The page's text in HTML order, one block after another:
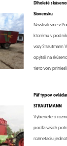
Dlholeté
Slovensku
Navštívili sme v
ktorému v
vozy Strautmann
opýtali na
tieto vozy
Päť typov
STRAUTMANN
Vyberiete si
podľa vašich
rozmetaciu